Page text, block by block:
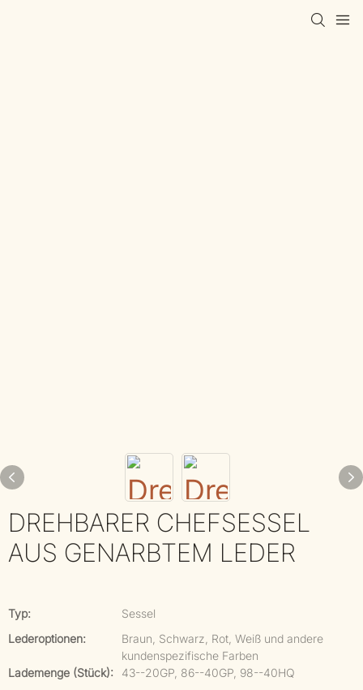
DREHBARER CHEFSESSEL
AUS GENARBTEM LEDER
Typ:
Sessel
Lederoptionen:
Braun, Schwarz, Rot, Weiß und andere
kundenspezifische Farben
Lademenge (Stück):
43--20GP, 86--40GP, 98--40HQ